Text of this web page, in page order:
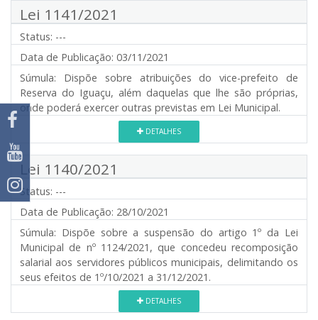
Lei 1141/2021
Status: ---
Data de Publicação: 03/11/2021
Súmula: Dispõe sobre atribuições do vice-prefeito de
Reserva do Iguaçu, além daquelas que lhe são próprias,
onde poderá exercer outras previstas em Lei Municipal.
DETALHES
Lei 1140/2021
Status: ---
Data de Publicação: 28/10/2021
Súmula: Dispõe sobre a suspensão do artigo 1º da Lei
Municipal de nº 1124/2021, que concedeu recomposição
salarial aos servidores públicos municipais, delimitando os
seus efeitos de 1º/10/2021 a 31/12/2021.
DETALHES